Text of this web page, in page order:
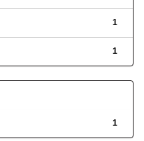
1
1
1